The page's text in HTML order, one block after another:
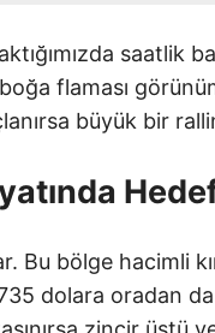
saatlik
boğa flaması
büyük bir
Bu bölge hacimli
dolara oradan